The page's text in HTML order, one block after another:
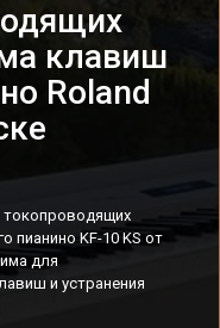
клавиш
Roland
токопроводящих
пианино KF-10 KS от
для
и устранения